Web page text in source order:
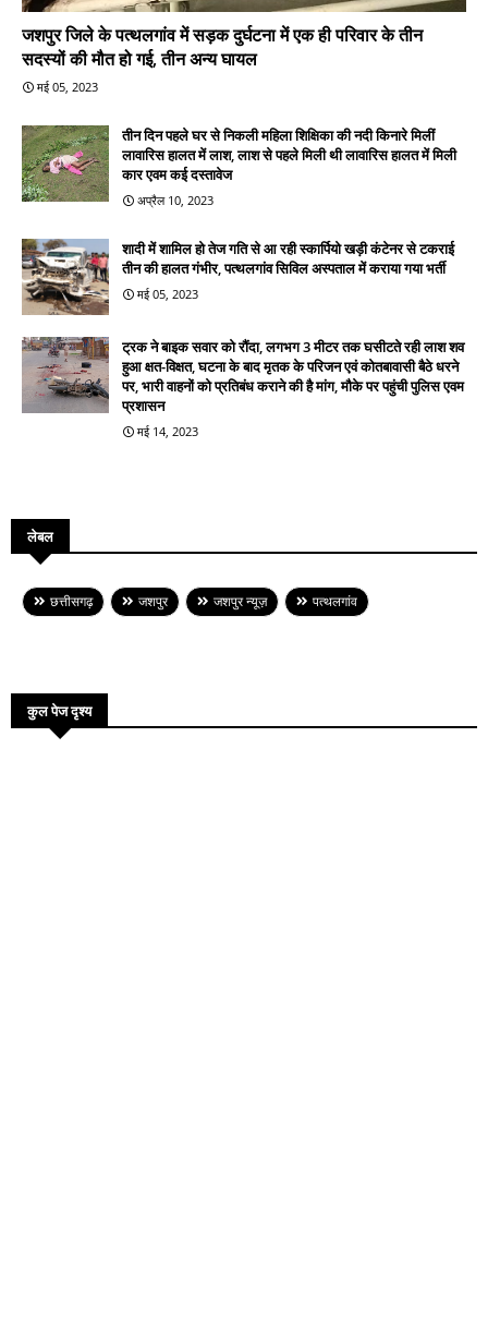
जशपुर जिले के पत्थलगांव में सड़क दुर्घटना में एक ही परिवार के तीन
सदस्यों की मौत हो गई, तीन अन्य घायल
मई 05, 2023
तीन दिन पहले घर से निकली महिला शिक्षिका की नदी किनारे मिलीं
लावारिस हालत में लाश, लाश से पहले मिली थी लावारिस हालत में मिली
कार एवम कई दस्तावेज
अप्रैल 10, 2023
शादी में शामिल हो तेज गति से आ रही स्कार्पियो खड़ी कंटेनर से टकराई
तीन की हालत गंभीर, पत्थलगांव सिविल अस्पताल में कराया गया भर्ती
मई 05, 2023
ट्रक ने बाइक सवार को रौंदा, लगभग 3 मीटर तक घसीटते रही लाश शव
हुआ क्षत-विक्षत, घटना के बाद मृतक के परिजन एवं कोतबावासी बैठे धरने
पर, भारी वाहनों को प्रतिबंध कराने की है मांग, मौके पर पहुंची पुलिस एवम
प्रशासन
मई 14, 2023
लेबल
छत्तीसगढ़ जशपुर जशपुर न्यूज़ पत्थलगांव
कुल पेज दृश्य